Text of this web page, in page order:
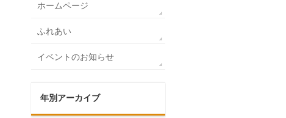
ホームページ
ふれあい
イベントのお知らせ
年別アーカイブ